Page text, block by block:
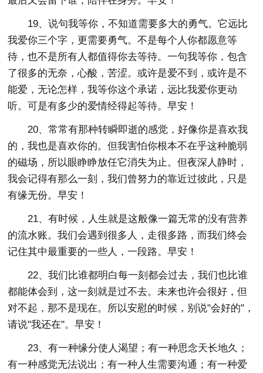
19、说句我等你，不知道需要多大的勇气。它远比
我爱你三个字，更需要勇气。不是每个人你都愿意等
待，也不是所有人都值得你去等待。一句我等你，包含
了很多的无奈，心酸，苦涩。或许是爱不到，或许是不
能爱，无论怎样，我等你这个承诺，远比我爱你更动
听。可是有多少的爱情经得起等待。早安！
20、常常有那种转瞬即逝的感觉，好像你是喜欢我
的，我也是喜欢你的。但我害怕你根本不在乎这种脆弱
的磁场，所以眼睁睁放任它消失为止。但夜深人静时，
我会记得有那么一刻，我们曾努力的靠近过彼此，只是
有缘无份。早安！
21、有时候，人生就是这般像一篇无常的没有营养
的流水账。我们会遇到很多人，走很多路，而我们终会
记住其中最重要的一些人，一段路。早安！
22、我们比谁都明白每一刻都会过去，我们也比谁
都能体会到，这一刻就是过不去。未来也许会很好，但
对不起，那不是现在。所以安慰的时候，别说"会好的"，
请说"我还在"。早安！
23、有一种缘分使人渴望；有一种思念天长地久；
有一种感觉无法说出；有一种人生需要沟通；有一种爱